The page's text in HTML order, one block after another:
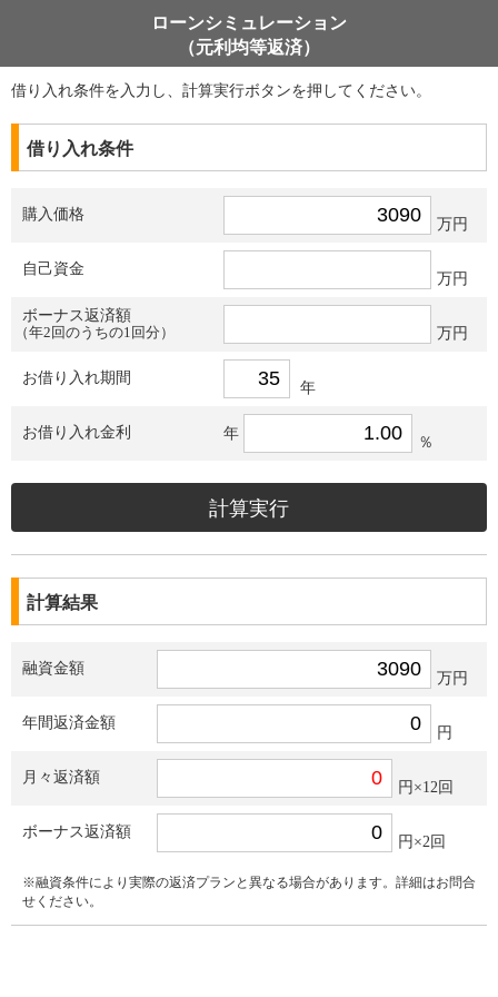
ローンシミュレーション
（元利均等返済）
借り入れ条件を入力し、計算実行ボタンを押してください。
借り入れ条件
購入価格
万円
自己資金
万円
ボーナス返済額
（年2回のうちの1回分）
万円
お借り入れ期間
年
お借り入れ金利 年
％
計算結果
融資金額
万円
年間返済金額
円
月々返済額
円×12回
ボーナス返済額
円×2回
※融資条件により実際の返済プランと異なる場合があります。詳細はお問合
せください。